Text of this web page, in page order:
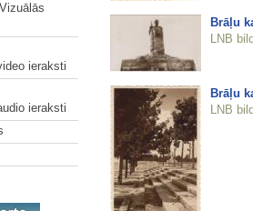
ieraksti
ieraksti
Brāļu
LNB
Brāļu
LNB